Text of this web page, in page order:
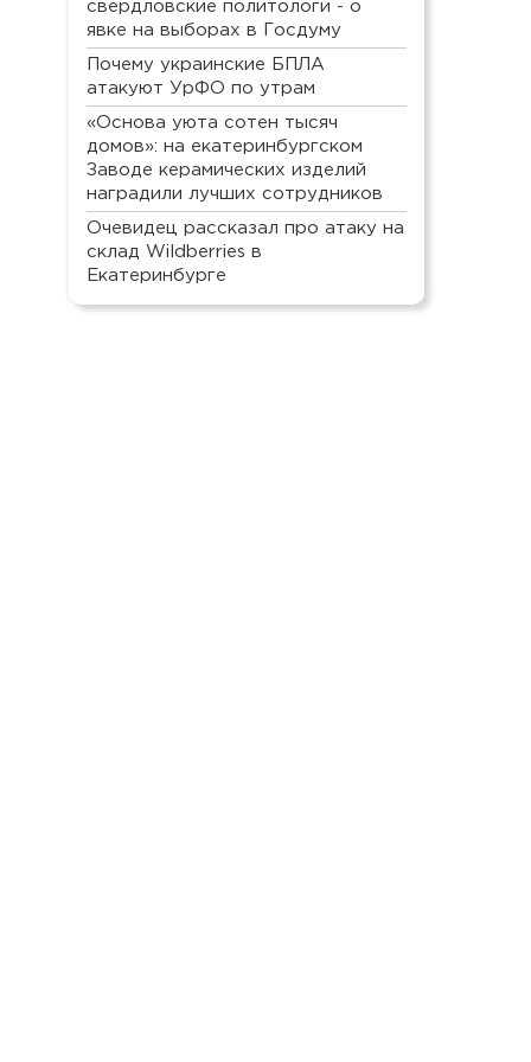
свердловские политологи - о
явке на выборах в Госдуму
Почему украинские БПЛА
атакуют УрФО по утрам
«Основа уюта сотен тысяч
домов»: на екатеринбургском
Заводе керамических изделий
наградили лучших сотрудников
Очевидец рассказал про атаку на
склад Wildberries в
Екатеринбурге